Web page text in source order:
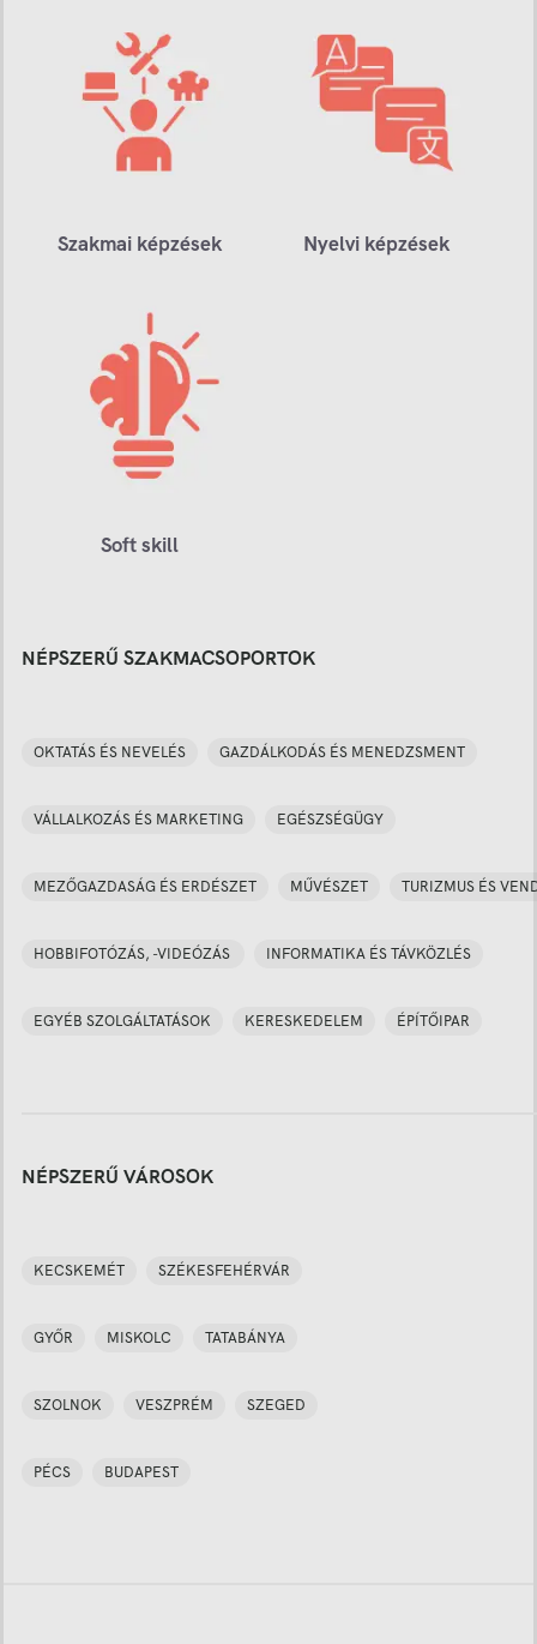
Szakmai képzések Nyelvi képzések
Soft skill
NÉPSZERŰ SZAKMACSOPORTOK
OKTATÁS ÉS NEVELÉS GAZDÁLKODÁS ÉS MENEDZSMENT
VÁLLALKOZÁS ÉS MARKETING EGÉSZSÉGÜGY
MEZŐGAZDASÁG ÉS ERDÉSZET MŰVÉSZET TURIZMUS ÉS
HOBBIFOTÓZÁS, -VIDEÓZÁS INFORMATIKA ÉS TÁVKÖZLÉS
EGYÉB SZOLGÁLTATÁSOK KERESKEDELEM ÉPÍTŐIPAR
NÉPSZERŰ VÁROSOK
KECSKEMÉT SZÉKESFEHÉRVÁR
GYŐR MISKOLC TATABÁNYA
SZOLNOK VESZPRÉM SZEGED
PÉCS BUDAPEST